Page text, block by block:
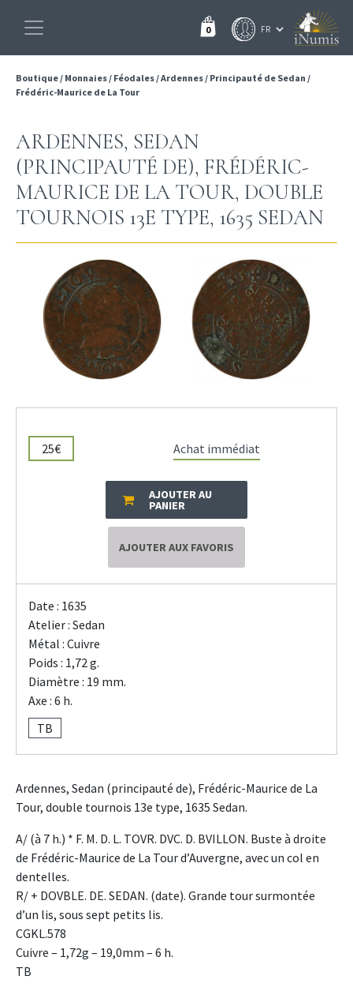
0
Boutique/ Monnaies/ Féodales/Ardennes/ Principauté de Sedan /
Frédéric-Maurice de La Tour
ARDENNES, SEDAN
(PRINCIPAUTÉ DE), FRÉDÉRIC-
MAURICE DE LA TOUR, DOUBLE
TOURNOIS 13E TYPE, 1635 SEDAN
25€ Achat immédiat
AJOUTER AU
PANIER
AJOUTER AUX FAVORIS
Date : 1635
Atelier : Sedan
Métal : Cuivre
Poids : 1,72 g.
Diamètre : 19 mm.
Axe : 6 h.
TB
Ardennes, Sedan (principauté de), Frédéric-Maurice de La
Tour, double tournois 13e type, 1635 Sedan.
A/ (à 7 h.) * F. M. D. L. TOVR. DVC. D. BVILLON. Buste à droite
de Frédéric-Maurice de La Tour d’Auvergne, avec un col en
dentelles.
R/ + DOVBLE. DE. SEDAN. (date). Grande tour surmontée
d’un lis, sous sept petits lis.
CGKL.578
Cuivre – 1,72g – 19,0mm – 6 h.
TB